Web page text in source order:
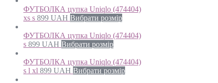
ФУТБОЛКА цупка Uniqlo (474404)
xs s 899 UAH Вибрати розмір
ФУТБОЛКА цупка Uniqlo (474404)
s 899 UAH Вибрати розмір
ФУТБОЛКА цупка Uniqlo (474404)
s l xl 899 UAH Вибрати розмір